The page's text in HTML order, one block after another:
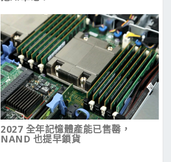
2027 全年記憶體產能已售罄，
NAND 也提早鎖貨